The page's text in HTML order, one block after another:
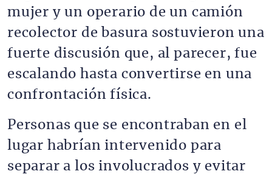
mujer y un operario de un camión
recolector de basura sostuvieron una
fuerte discusión que, al parecer, fue
escalando hasta convertirse en una
confrontación física.
Personas que se encontraban en el
lugar habrían intervenido para
separar a los involucrados y evitar